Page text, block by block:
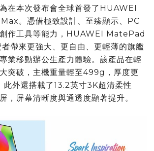
在本次發布會全球首發了HUAWEI
。憑借極致設計、至臻顯示、PC
作工具等能力，HUAWEI MatePad
帶來更強大、更自由、更輕薄的旗艦
業移動辦公生產力體驗。該產品在輕
突破，主機重量輕至499g，厚度更
外還搭載了13.2英寸3K超清柔性
，屏幕清晰度與通透度顯著提升。